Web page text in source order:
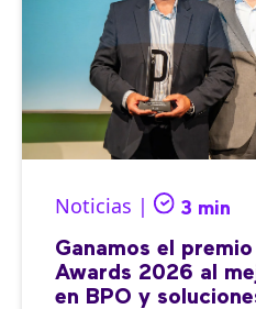
Noticias | 3 min
Ganamos el
Awards 2026 al
en BPO y